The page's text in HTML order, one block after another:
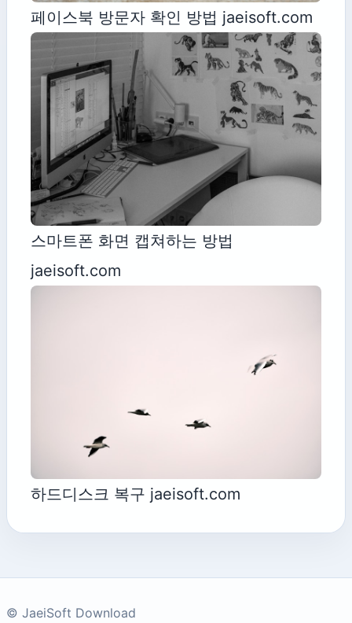
페이스북 방문자 확인 방법 jaeisoft.com
스마트폰 화면 캡쳐하는 방법
jaeisoft.com
하드디스크 복구 jaeisoft.com
© JaeiSoft Download